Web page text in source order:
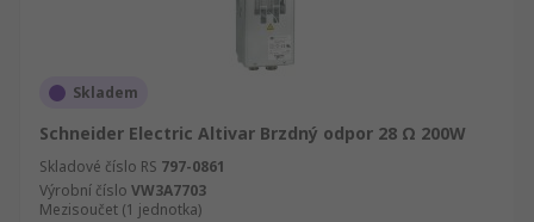
Skladem
Schneider Electric Altivar Brzdný odpor 28 Ω 200W
Skladové číslo RS 797-0861
Výrobní číslo VW3A7703
Mezisoučet (1 jednotka)